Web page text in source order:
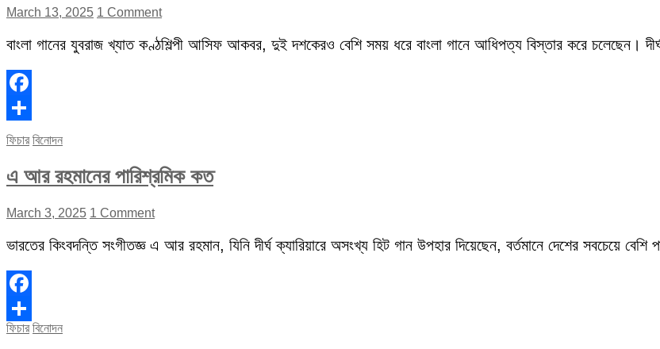
March 13, 2025 1 Comment
বাংলা গানের যুবরাজ খ্যাত কণ্ঠশিল্পী আসিফ আকবর, দুই দশকেরও বেশি সময় ধরে বাংলা গানে আধিপত্য বিস্তার করে চলেছেন। দীর্ঘ
Facebook
Share
ফিচার বিনোদন
এ আর রহমানের পারিশ্রমিক কত
March 3, 2025 1 Comment
ভারতের কিংবদন্তি সংগীতজ্ঞ এ আর রহমান, যিনি দীর্ঘ ক্যারিয়ারে অসংখ্য হিট গান উপহার দিয়েছেন, বর্তমানে দেশের সবচেয়ে
Facebook
Share
ফিচার বিনোদন